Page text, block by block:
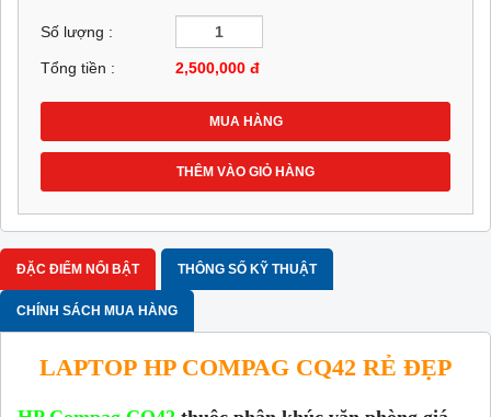
Số lượng :
Tổng tiền : 2,500,000 đ
MUA HÀNG
THÊM VÀO GIỎ HÀNG
ĐẶC ĐIỂM NỔI BẬT THÔNG SỐ KỸ THUẬT
CHÍNH SÁCH MUA HÀNG
LAPTOP HP COMPAG CQ42 RẺ ĐẸP